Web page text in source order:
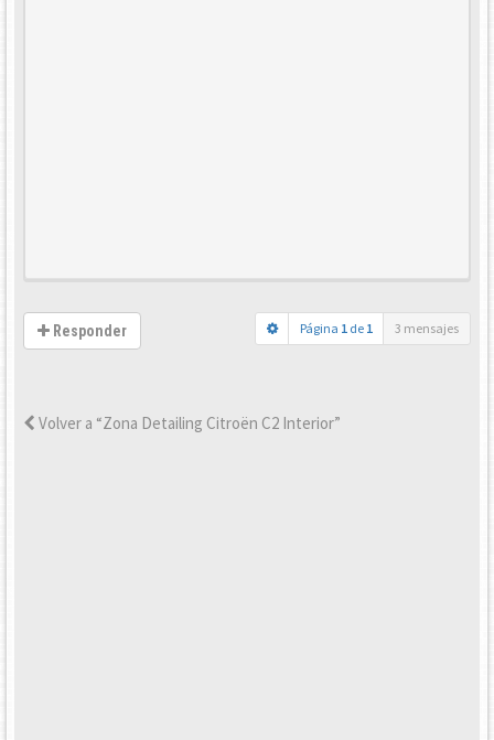
Responder Página 1 de 1 3 mensajes
Volver a “Zona Detailing Citroën C2 Interior”